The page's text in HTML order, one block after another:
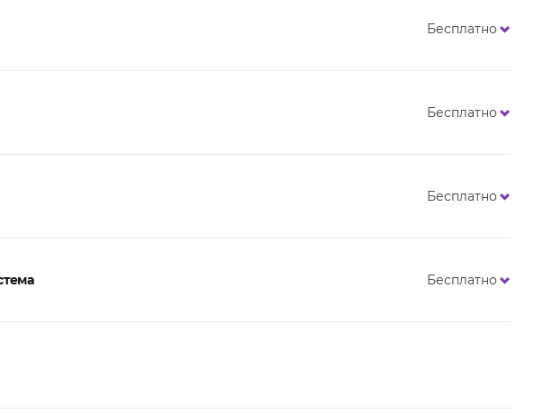
Бесплатно
Бесплатно
Бесплатно
Бесплатно